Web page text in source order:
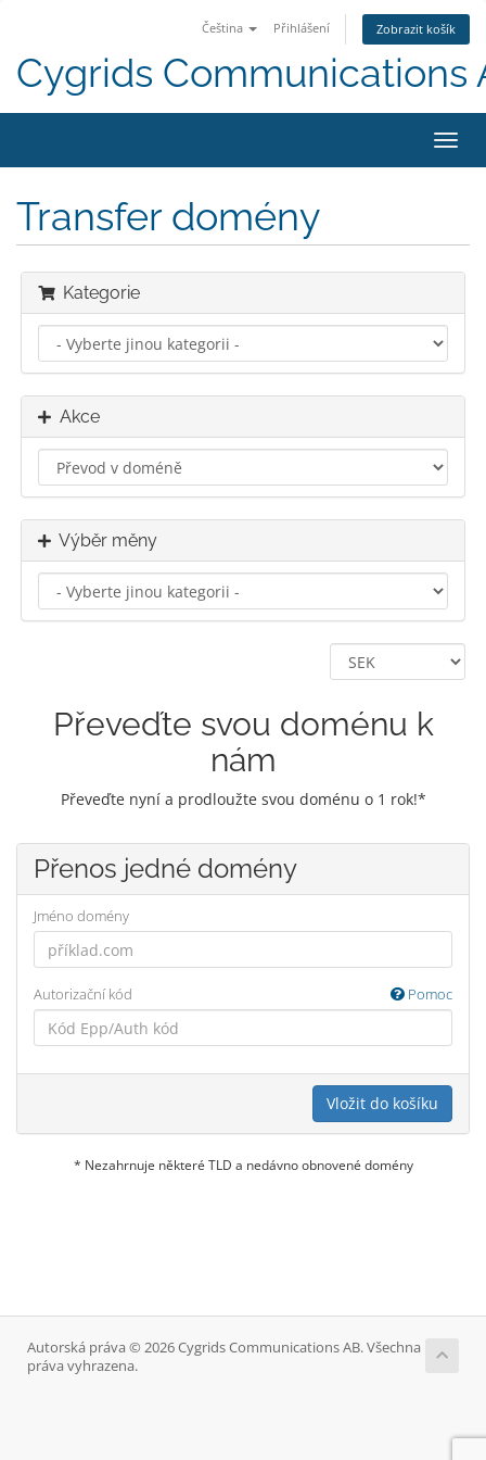
Čeština Přihlášení Zobrazit košík
Cygrids Communications
Transfer domény
Kategorie
Akce
Výběr měny
Převeďte svou doménu k
nám
Převeďte nyní a prodloužte svou doménu o 1 rok!*
Přenos jedné domény
Jméno domény
Autorizační kód Pomoc
Vložit do košíku
* Nezahrnuje některé TLD a nedávno obnovené domény
Autorská práva © 2026 Cygrids Communications AB. Všechna
práva vyhrazena.